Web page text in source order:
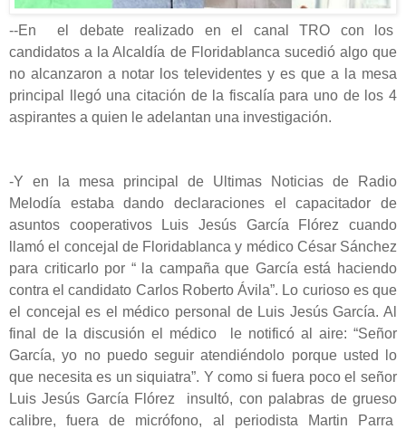
--En el debate realizado en el canal TRO con los
candidatos a la Alcaldía de Floridablanca sucedió algo que
no alcanzaron a notar los televidentes y es que a la mesa
principal llegó una citación de la fiscalía para uno de los 4
aspirantes a quien le adelantan una investigación.
-Y en la mesa principal de Ultimas Noticias de Radio
Melodía estaba dando declaraciones el capacitador de
asuntos cooperativos Luis Jesús García Flórez cuando
llamó el concejal de Floridablanca y médico César Sánchez
para criticarlo por “ la campaña que García está haciendo
contra el candidato Carlos Roberto Ávila”. Lo curioso es que
el concejal es el médico personal de Luis Jesús García. Al
final de la discusión el médico le notificó al aire: “Señor
García, yo no puedo seguir atendiéndolo porque usted lo
que necesita es un siquiatra”. Y como si fuera poco el señor
Luis Jesús García Flórez insultó, con palabras de grueso
calibre, fuera de micrófono, al periodista Martin Parra